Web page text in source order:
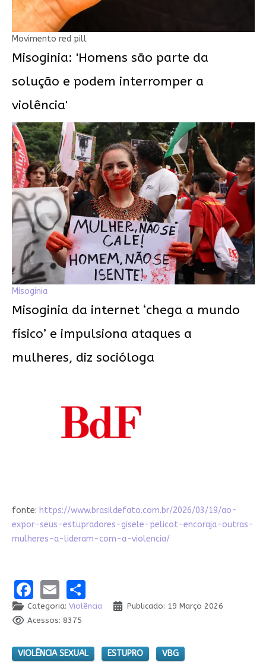
Movimento red pill
Misoginia: 'Homens são parte da
solução e podem interromper a
violência'
Misoginia
Misoginia da internet ‘chega a mundo
físico’ e impulsiona ataques a
mulheres, diz socióloga
fonte: https://www.brasildefato.com.br/2026/03/19/ao-
expor-seus-estupradores-gisele-pelicot-encoraja-outras-
mulheres-a-lideram-com-a-violencia/
Facebook
EmailShare
Categoria: Violência
Publicado: 19 Março 2026
Acessos: 8375
VIOLÊNCIA SEXUAL ESTUPRO VBG